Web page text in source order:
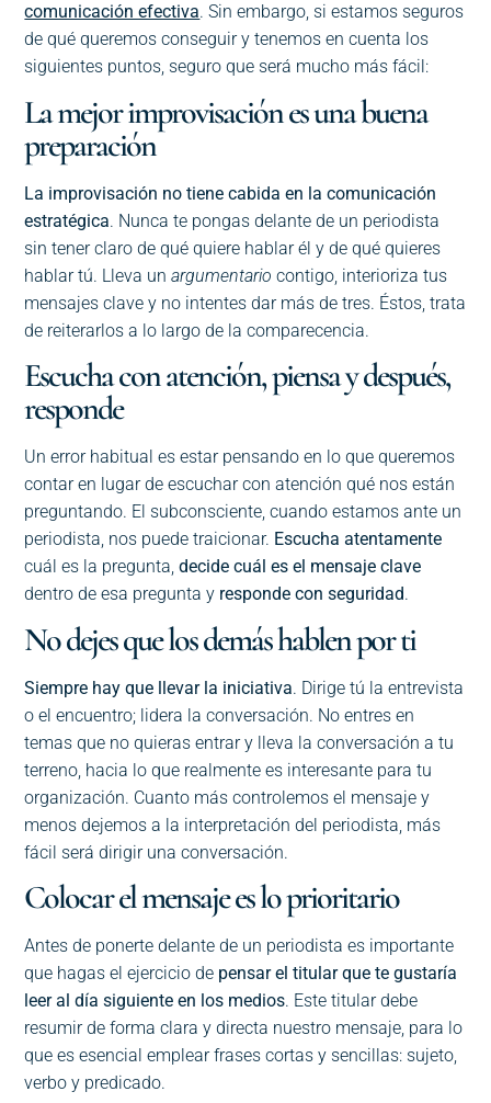
comunicación efectiva. Sin embargo, si estamos seguros
de qué queremos conseguir y tenemos en cuenta los
siguientes puntos, seguro que será mucho más fácil:
La mejor improvisación es una buena
preparación
La improvisación no tiene cabida en la comunicación
estratégica. Nunca te pongas delante de un periodista
sin tener claro de qué quiere hablar él y de qué quieres
hablar tú. Lleva unargumentariocontigo, interioriza tus
mensajes clave y no intentes dar más de tres. Éstos, trata
de reiterarlos a lo largo de la comparecencia.
Escucha con atención, piensa y después,
responde
Un error habitual es estar pensando en lo que queremos
contar en lugar de escuchar con atención qué nos están
preguntando. El subconsciente, cuando estamos ante un
periodista, nos puede traicionar. Escucha atentamente
cuál es la pregunta,decide cuál es el mensaje clave
dentro de esa pregunta y responde con seguridad.
No dejes que los demás hablen por ti
Siempre hay que llevar la iniciativa. Dirige tú la entrevista
o el encuentro; lidera la conversación. No entres en
temas que no quieras entrar y lleva la conversación a tu
terreno, hacia lo que realmente es interesante para tu
organización. Cuanto más controlemos el mensaje y
menos dejemos a la interpretación del periodista, más
fácil será dirigir una conversación.
Colocar el mensaje es lo prioritario
Antes de ponerte delante de un periodista es importante
que hagas el ejercicio de pensar el titular que te gustaría
leer al día siguiente en los medios. Este titular debe
resumir de forma clara y directa nuestro mensaje, para lo
que es esencial emplear frases cortas y sencillas: sujeto,
verbo y predicado.